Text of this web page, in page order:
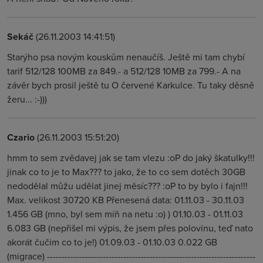
Sekáč(26.11.2003 14:41:51)
Starýho psa novým kouskům nenaučíš. Ještě mi tam chybí
tarif 512/128 100MB za 849.- a 512/128 10MB za 799.- A na
závěr bych prosil ještě tu O červené Karkulce. Tu taky děsně
žeru... :-)))
Czario(26.11.2003 15:51:20)
hmm to sem zvědavej jak se tam vlezu :oP do jaký škatulky!!!
jinak co to je to Max??? to jako, že to co sem dotěch 30GB
nedodělal můžu udělat jinej měsíc??? :oP to by bylo i fajn!!!
Max. velikost 30720 KB Přenesená data: 01.11.03 - 30.11.03
1.456 GB (mno, byl sem míň na netu :o) ) 01.10.03 - 01.11.03
6.083 GB (nepřišel mi výpis, že jsem přes polovinu, teď nato
akorát čučim co to je!) 01.09.03 - 01.10.03 0.022 GB
(migrace) -----------------------------------------------------------------------